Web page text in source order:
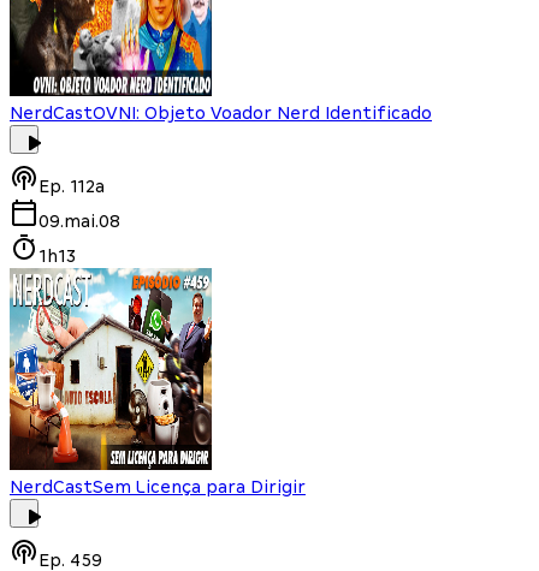
NerdCastOVNI: Objeto Voador Nerd Identificado
Ep. 112a
09.mai.08
1h13
NerdCastSem Licença para Dirigir
Ep. 459